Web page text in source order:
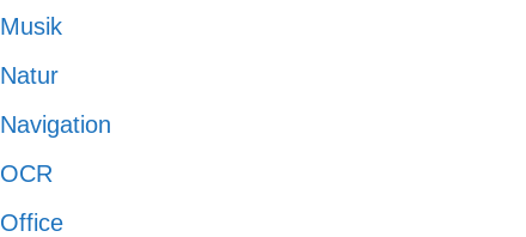
Musik
Natur
Navigation
OCR
Office